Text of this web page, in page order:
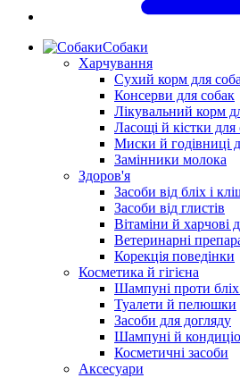
Собаки
Харчування
Сухий корм для
Консерви для собак
Лікувальний корм
Ласощі й кістки для
Миски й годівниці
Замінники молока
Здоров'я
Засоби від бліх і
Засоби від глистів
Вітаміни й харчові
Ветеринарні
Корекція поведінки
Косметика й гігієна
Шампуні проти бліх
Туалети й пелюшки
Засоби для догляду
Шампуні й
Косметичні засоби
Аксесуари